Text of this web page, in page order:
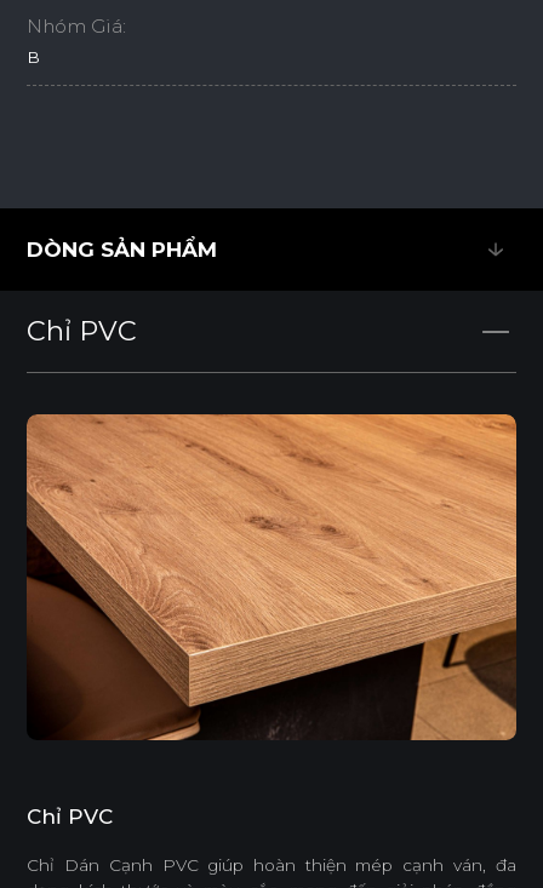
Nhóm Giá:
B
DÒNG SẢN PHẨM
Chỉ PVC
Chỉ PVC
Chỉ Dán Cạnh PVC giúp hoàn thiện mép cạnh ván, đa